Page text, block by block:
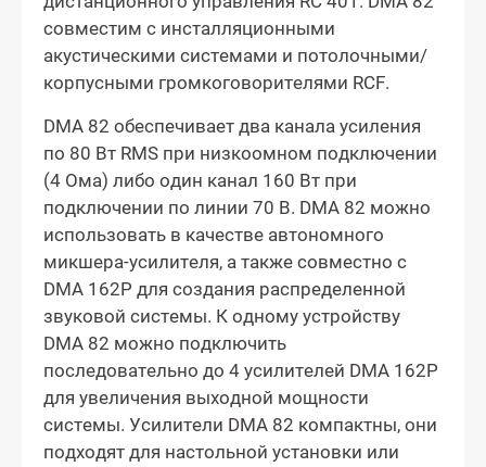
совместим с инсталляционными
акустическими системами и потолочными/
корпусными громкоговорителями RCF.
DMA 82 обеспечивает два канала усиления
по 80 Вт RMS при низкоомном подключении
(4 Ома) либо один канал 160 Вт при
подключении по линии 70 В. DMA 82 можно
использовать в качестве автономного
микшера-усилителя, а также совместно с
DMA 162P для создания распределенной
звуковой системы. К одному устройству
DMA 82 можно подключить
последовательно до 4 усилителей DMA 162P
для увеличения выходной мощности
системы. Усилители DMA 82 компактны, они
подходят для настольной установки или